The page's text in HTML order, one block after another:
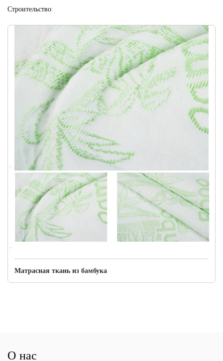
Строительство:
Переплетение: Сатин, перкаль, саржа.
Регулирование температуры: бамбуковые волокна обладают
природными свойствами, которые помогают регулировать
температуру тела, сохраняя прохладу летом и тепло зимой.
Долговечность: хотя бамбуковые волокна и не являются
неразрушимыми, они могут быть удивительно прочными, особенно
в сочетании с другими волокнами.
Преимущества: выберите переплетение, которое соответствует
вашим потребностям: сатин для максимальной мягкости, перкаль
для свежести и прохлады или саржа для баланса и долговечности.
Дополнительные соображения:
Инструкции по уходу: Легко чистить и обслуживать (при
необходимости укажите конкретные инструкции по стирке).
Смеси: некоторые бамбуковые ткани для матрасов могут быть
смешаны с другими волокнами, такими как хлопок или полиэстер.
бамбуковых тканях для более естественного ощущения (в
зависимости от вашего ассортимента).
Матрасная ткань из бамбука
О нас